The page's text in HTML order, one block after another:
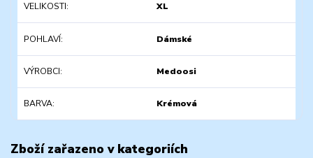
VELIKOSTI XL
POHLAVÍ Dámské
VÝROBCI Medoosi
BARVA Krémová
Zboží zařazeno v kategoriích